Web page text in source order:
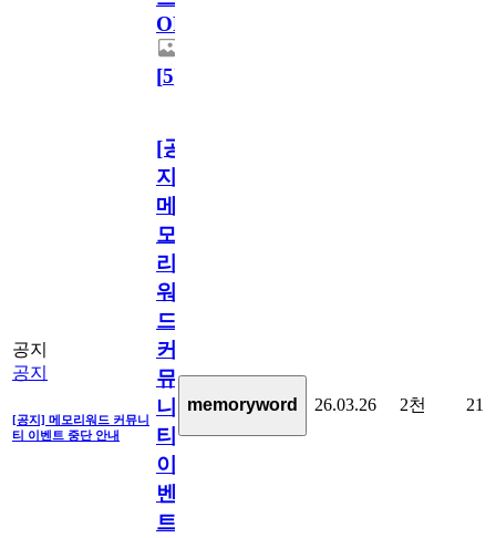
OPEN!
[5]
공지
공지
[공지] 메모리워드 커뮤니
티 이벤트 중단 안내
[공
지]
메
모
리
워
드
커
뮤
니
티
이
벤
트
memoryword 26.03.26 2천 21